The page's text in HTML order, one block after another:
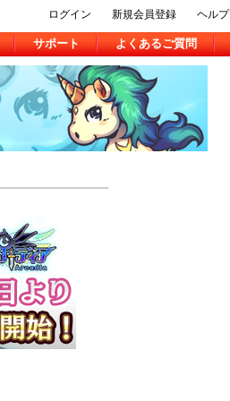
ログイン 新規会員登録 ヘルプ
サポート よくあるご質問